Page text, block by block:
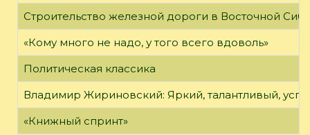
Строительство железной дороги в Восточной
«Кому много не надо, у того всего вдоволь»
Политическая классика
Владимир Жириновский: Яркий, талантливый,
«Книжный спринт»